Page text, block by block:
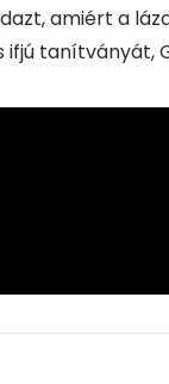
amiért a
ifjú tanítványát,